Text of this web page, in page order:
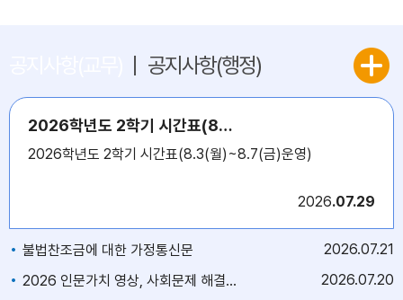
공지사항(행정)
2026학년도 2학기 시간표(8.3(월)~8.7(금)운영)
2026학년도 2학기 시간표(8.3(월)~8.7(금)운영)
2026 07.29
불법찬조금에 대한 가정통신문 2026 07.21
2026 인문가치 영상, 사회문제 해결 인문가치 청소년 공모전 안내
2026 07.20